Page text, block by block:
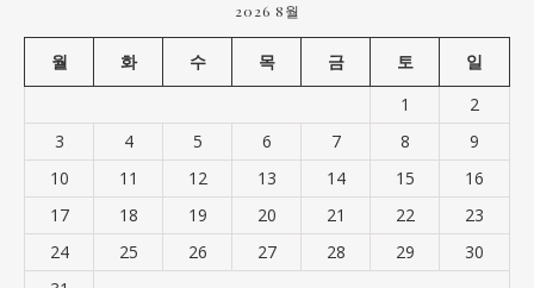
2026 8월
월 화 수 목 금 토
일
1
2
3
4 5 6 7 8
9
10
11 12 13 14 15
16
17
18 19 20 21 22
23
24
25 26 27 28 29
30